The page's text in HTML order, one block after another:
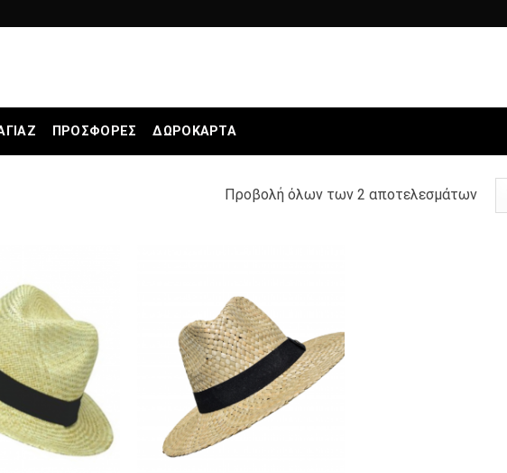
ΠΡΟΣΦΟΡΕΣ ΔΩΡΟΚΆΡΤΑ
Προβολή όλων των 2 αποτελεσμάτων